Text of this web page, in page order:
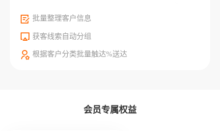
批量整理客户信息
获客线索自动分组
根据客户分类批量触达%送达
会员专属权益